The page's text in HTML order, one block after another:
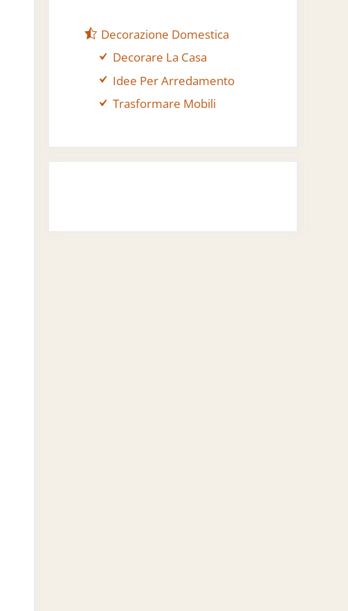
Decorazione Domestica
Decorare La Casa
Idee Per Arredamento
Trasformare Mobili